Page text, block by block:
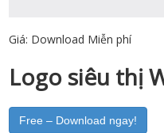
Giá: Download Miễn phí
Logo siêu thị
Free – Download ngay!